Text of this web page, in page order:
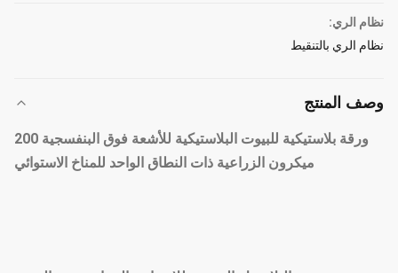
نظام الري:
نظام الري بالتنقيط
وصف المنتج
ورقة بلاستيكية للبيوت البلاستيكية للأشعة فوق البنفسجية 200
ميكرون الزراعية ذات النطاق الواحد للمناخ الاستوائي